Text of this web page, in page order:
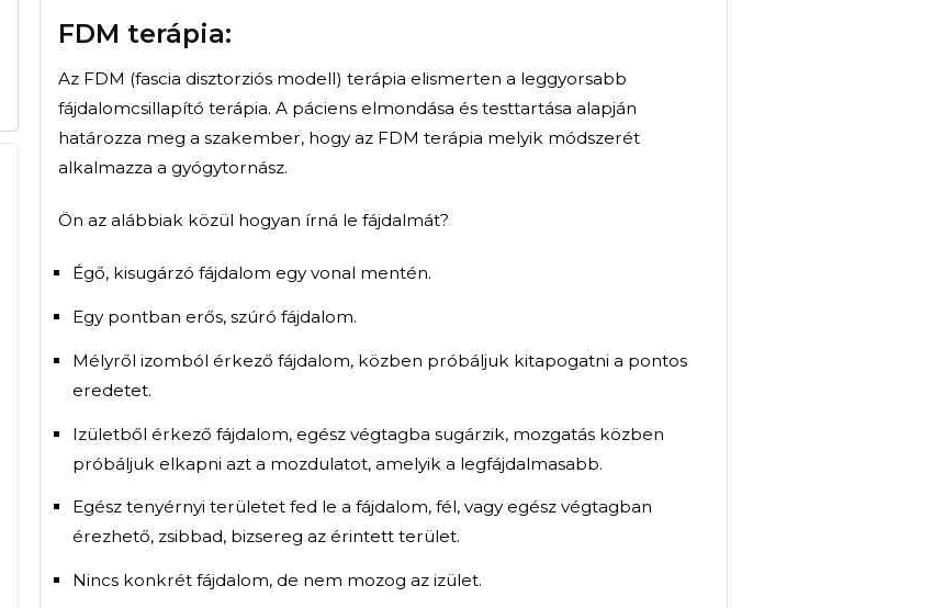
Mondja el hol fáj és mi megtaláljuk a megoldást!
Foglaljon időpontot és mozogjon újra szabadon!
FDM terápia:
Az FDM (fascia disztorziós modell) terápia elismerten a leggyorsabb
alkalmazza a gyógytornász.
Ön az alábbiak közül hogyan írná le fájdalmát?
Égő, kisugárzó fájdalom egy vonal mentén.
Egy pontban erős, szúró fájdalom.